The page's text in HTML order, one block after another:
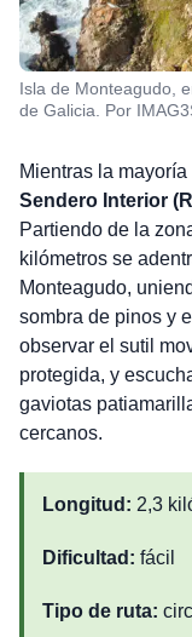
Isla de Monteagudo,
de Galicia. Por
Mientras la
Sendero Interior
Partiendo de la
kilómetros se
Monteagudo,
sombra de pinos y
observar el sutil
protegida, y
gaviotas
cercanos.
Longitud: 2,3
Dificultad: fácil
Tipo de ruta: